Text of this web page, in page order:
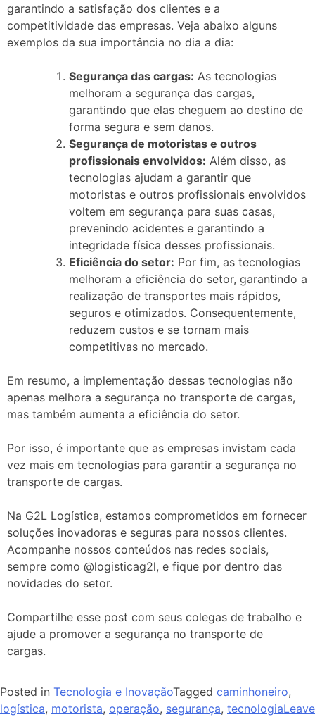
garantindo a satisfação dos clientes e a
competitividade das empresas. Veja abaixo alguns
exemplos da sua importância no dia a dia:
Segurança das cargas: As tecnologias
melhoram a segurança das cargas,
garantindo que elas cheguem ao destino de
forma segura e sem danos.
Segurança de motoristas e outros
profissionais envolvidos: Além disso, as
tecnologias ajudam a garantir que
motoristas e outros profissionais envolvidos
voltem em segurança para suas casas,
prevenindo acidentes e garantindo a
integridade física desses profissionais.
Eficiência do setor: Por fim, as tecnologias
melhoram a eficiência do setor, garantindo a
realização de transportes mais rápidos,
seguros e otimizados. Consequentemente,
reduzem custos e se tornam mais
competitivas no mercado.
Em resumo, a implementação dessas tecnologias não
apenas melhora a segurança no transporte de cargas,
mas também aumenta a eficiência do setor.
Por isso, é importante que as empresas invistam cada
vez mais em tecnologias para garantir a segurança no
transporte de cargas.
Na G2L Logística, estamos comprometidos em fornecer
soluções inovadoras e seguras para nossos clientes.
Acompanhe nossos conteúdos nas redes sociais,
sempre como @logisticag2l, e fique por dentro das
novidades do setor.
Compartilhe esse post com seus colegas de trabalho e
ajude a promover a segurança no transporte de
cargas.
Posted in Tecnologia e InovaçãoTagged caminhoneiro,
logística, motorista, operação, segurança, tecnologiaLeave